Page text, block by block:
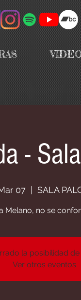
-
07
  |
SALA
Melano, no se
la posibilidad
Ver otros eventos